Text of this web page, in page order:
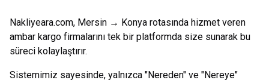
Nakliyeara.com, Mersin → Konya rotasında hizmet veren
ambar kargo firmalarını tek bir platformda size sunarak bu
süreci kolaylaştırır.
Sistemimiz sayesinde, yalnızca "Nereden" ve "Nereye"